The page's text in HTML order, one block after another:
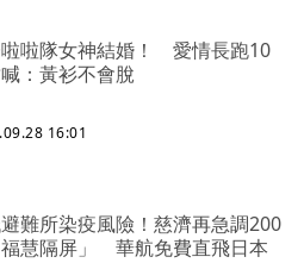
啦隊女神結婚！ 愛情長跑10
：黃衫不會脫
16:01
難所染疫風險！慈濟再急調200
慧隔屏」 華航免費直飛日本